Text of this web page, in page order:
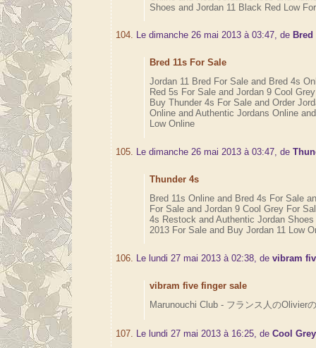
Shoes and Jordan 11 Black Red Low
104. Le dimanche 26 mai 2013 à 03:47, de Bred
Bred 11s For Sale
Jordan 11 Bred For Sale and Bred 4s
Red 5s For Sale and Jordan 9 Cool
Buy Thunder 4s For Sale and Order
Online and Authentic Jordans Online
Low Online
105. Le dimanche 26 mai 2013 à 03:47, de
Thunder 4s
Bred 11s Online and Bred 4s For Sale
For Sale and Jordan 9 Cool Grey For
4s Restock and Authentic Jordan Shoes
2013 For Sale and Buy Jordan 11 Low
106. Le lundi 27 mai 2013 à 02:38, devibram
vibram five finger sale
Marunouchi Club - フランス人のOlivier
107. Le lundi 27 mai 2013 à 16:25, deCool